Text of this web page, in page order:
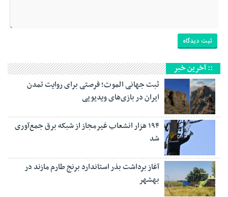
:: آخرین خبر
ثبت جهانی الموت؛ فرصتی برای روایت تمدن
ایران در بازی‌های ویدیویی
۱۹۴ هزار انشعاب غیرمجاز از شبکه برق جمع‌آوری
شد
آغاز برداشت بذر استاندارد برنج طارم مازند در
بهشهر